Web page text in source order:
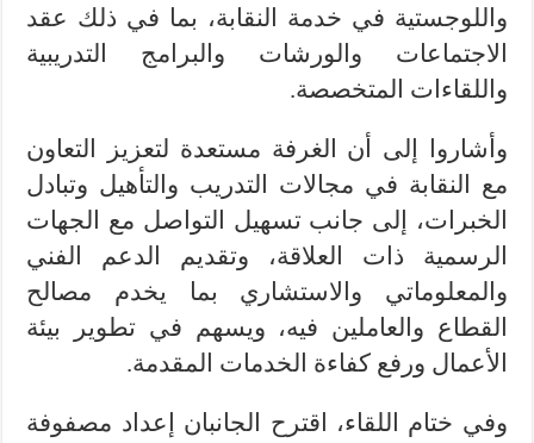
واللوجستية في خدمة النقابة، بما في ذلك عقد
الاجتماعات والورشات والبرامج التدريبية
واللقاءات المتخصصة.
وأشاروا إلى أن الغرفة مستعدة لتعزيز التعاون
مع النقابة في مجالات التدريب والتأهيل وتبادل
الخبرات، إلى جانب تسهيل التواصل مع الجهات
الرسمية ذات العلاقة، وتقديم الدعم الفني
والمعلوماتي والاستشاري بما يخدم مصالح
القطاع والعاملين فيه، ويسهم في تطوير بيئة
الأعمال ورفع كفاءة الخدمات المقدمة.
وفي ختام اللقاء، اقترح الجانبان إعداد مصفوفة